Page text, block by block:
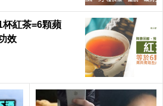
杯紅茶=6顆蘋
效